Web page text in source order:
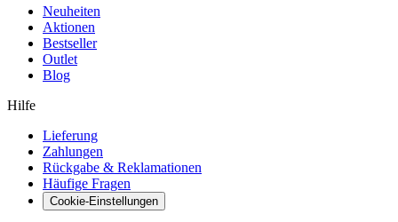
Neuheiten
Aktionen
Bestseller
Outlet
Blog
Hilfe
Lieferung
Zahlungen
Rückgabe & Reklamationen
Häufige Fragen
Cookie-Einstellungen